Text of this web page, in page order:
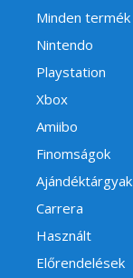
Minden termék
Nintendo
Playstation
Xbox
Amiibo
Finomságok
Ajándéktárgyak
Carrera
Használt
Előrendelések